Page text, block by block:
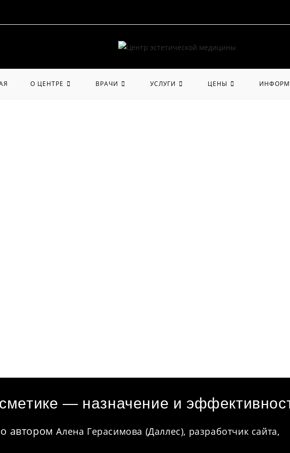
О ЦЕНТРЕ ВРАЧИ УСЛУГИ ЦЕНЫ
— назначение и
авторомАлена Герасимова (Даллес), разработчик сайта,